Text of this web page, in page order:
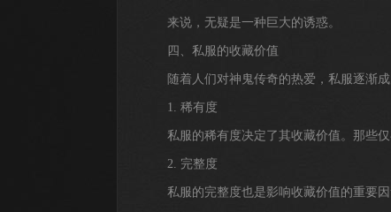
来说，无疑是一种巨大的诱惑。
四、私服的收藏价值
随着人们对神鬼传奇的热爱，私服逐渐
1. 稀有度
私服的稀有度决定了其收藏价值。那些
2. 完整度
私服的完整度也是影响收藏价值的重要